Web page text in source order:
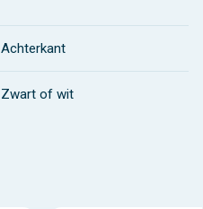
Achterkant
Zwart of wit